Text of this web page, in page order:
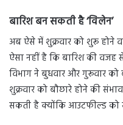
बारिश बन सकती है ‘विलेन’
अब ऐसे में शुक्रवार को शुरू होने
ऐसा नहीं है कि बारिश की
विभाग ने बुधवार और गुरूवार को
शुक्रवार को बौछारे होने की
सकती है क्योंकि आउटफील्ड